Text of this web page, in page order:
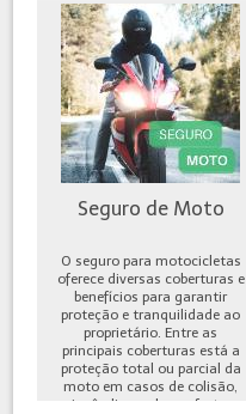
Seguro de Moto
O seguro para motocicletas
oferece diversas coberturas e
benefícios para garantir
proteção e tranquilidade ao
proprietário. Entre as
principais coberturas está a
proteção total ou parcial da
moto em casos de colisão,
incêndio, roubo ou furto,